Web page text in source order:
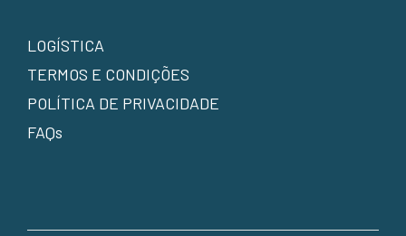
LOGÍSTICA
TERMOS E CONDIÇÕES
POLÍTICA DE PRIVACIDADE
FAQs